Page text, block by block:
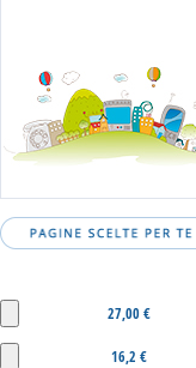
27,00 €
16,2 €